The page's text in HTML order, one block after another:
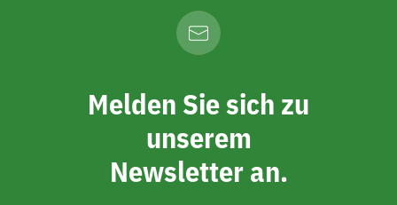
Melden Sie sich zu
unserem
Newsletter an.